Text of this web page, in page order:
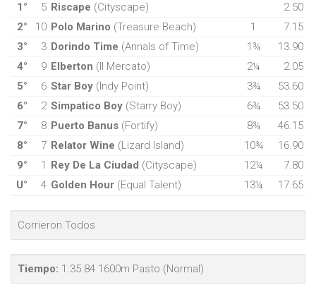
1°
5 Riscape (Cityscape)
2.50
2°
10 Polo Marino (Treasure Beach) 1
7.15
3°
3 Dorindo Time (Annals of Time) 1¾
13.90
4°
9 Elberton (Il Mercato) 2¼
2.05
5°
6 Star Boy (Indy Point) 3¾
53.60
6°
2 Simpatico Boy (Starry Boy) 6¾
53.50
7°
8 Puerto Banus (Fortify) 8¾
46.15
8°
7 Relator Wine (Lizard Island) 10¾
16.90
9°
1 Rey De La Ciudad (Cityscape) 12¼
7.80
U°
4 Golden Hour (Equal Talent) 13¼ 17.65
Corrieron Todos
Tiempo: 1.35.84 1600m Pasto (Normal)